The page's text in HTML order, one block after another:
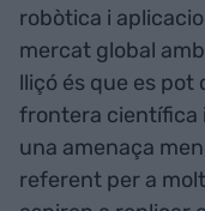
robòtica i
mercat global
lliçó és que es
frontera científica
una amenaça
referent per a